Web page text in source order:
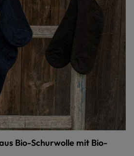
Bio-Schurwolle mit Bio-